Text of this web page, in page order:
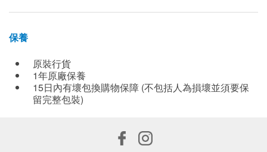
保養
原裝行貨
1年原廠保養
15日內有壞包換購物保障 (不包括人為損壞並須要保
留完整包裝)